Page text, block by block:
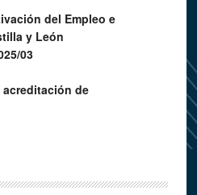
del Empleo e
y León
03
acreditación de